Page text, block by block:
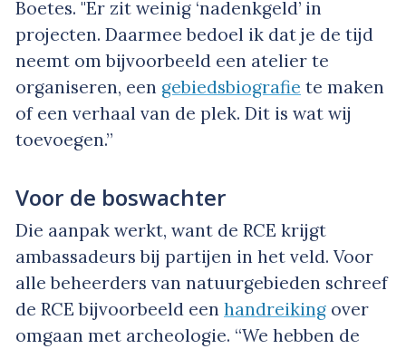
Boetes. "Er zit weinig ‘nadenkgeld’ in
projecten. Daarmee bedoel ik dat je de tijd
neemt om bijvoorbeeld een atelier te
organiseren, een gebiedsbiografie te maken
of een verhaal van de plek. Dit is wat wij
toevoegen.”
Voor de boswachter
Die aanpak werkt, want de RCE krijgt
ambassadeurs bij partijen in het veld. Voor
alle beheerders van natuurgebieden schreef
de RCE bijvoorbeeld een handreiking over
omgaan met archeologie. “We hebben de